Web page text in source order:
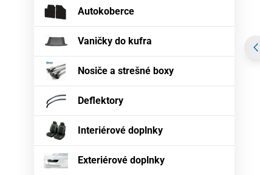
Autokoberce
Vaničky do kufra
Nosiče a strešné boxy
Deflektory
Interiérové doplnky
Exteriérové doplnky